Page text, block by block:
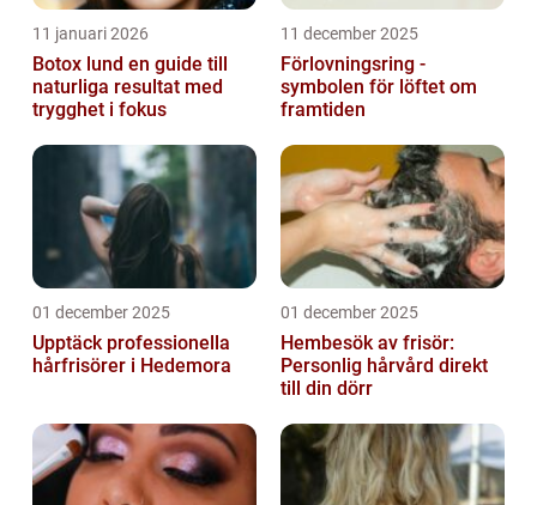
11 januari 2026
Botox lund en guide till
naturliga resultat med
trygghet i fokus
11 december 2025
Förlovningsring -
symbolen för löftet om
framtiden
01 december 2025
Upptäck professionella
hårfrisörer i Hedemora
01 december 2025
Hembesök av frisör:
Personlig hårvård direkt
till din dörr